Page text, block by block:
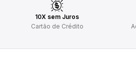
10X sem Juros
Cartão de Crédito